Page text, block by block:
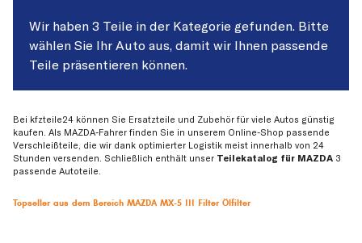
Wir haben 3 Teile in der Kategorie gefunden. Bitte
wählen Sie Ihr Auto aus, damit wir Ihnen passende
Teile präsentieren können.
Bei kfzteile24 können Sie Ersatzteile und Zubehör für viele Autos günstig
kaufen. Als MAZDA-Fahrer finden Sie in unserem Online-Shop passende
Verschleißteile, die wir dank optimierter Logistik meist innerhalb von 24
Stunden versenden. Schließlich enthält unser Teilekatalog für MAZDA 3
passende Autoteile.
Topseller aus dem Bereich MAZDA MX-5 III Filter Ölfilter